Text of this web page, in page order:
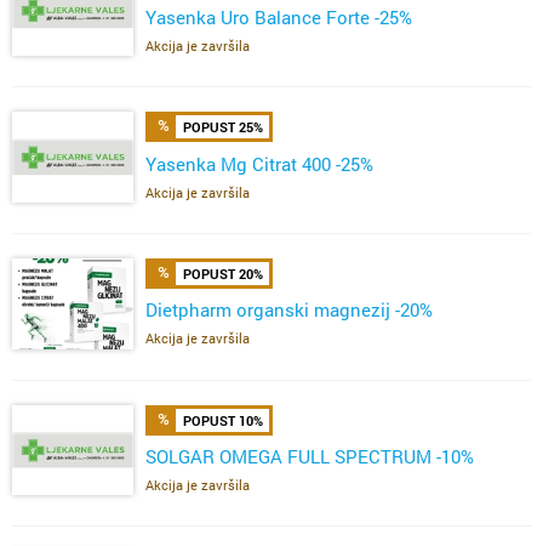
Yasenka Uro Balance Forte -25%
Akcija je završila
POPUST 25%
Yasenka Mg Citrat 400 -25%
Akcija je završila
POPUST 20%
Dietpharm organski magnezij -20%
Akcija je završila
POPUST 10%
SOLGAR OMEGA FULL SPECTRUM -10%
Akcija je završila